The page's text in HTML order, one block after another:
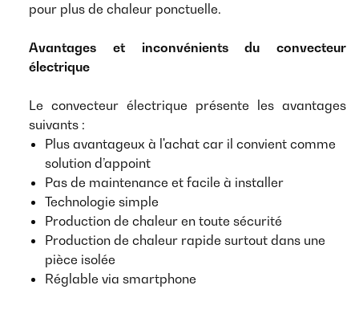
pour plus de chaleur ponctuelle.
Avantages et inconvénients du convecteur
électrique
Le convecteur électrique présente les avantages
suivants :
Plus avantageux à l'achat car il convient comme
solution d’appoint
Pas de maintenance et facile à installer
Technologie simple
Production de chaleur en toute sécurité
Production de chaleur rapide surtout dans une
pièce isolée
Réglable via smartphone